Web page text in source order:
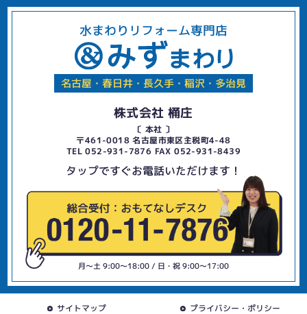
水まわりリフォーム専門店
名古屋・春日井・長久手・稲沢・多治見
株式会社 桶庄
〔 本社 〕
〒461-0018 名古屋市東区主税町4-48
TEL 052-931-7876 FAX 052-931-8439
タップですぐお電話いただけます！
月〜土 9:00〜18:00 / 日・祝 9:00〜17:00
サイトマップ プライバシー・ポリシー